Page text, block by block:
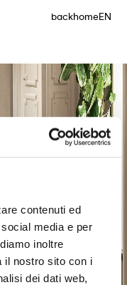
contenuti ed
media e per
inoltre
il nostro sito con i
dei dati web,
backhomeEN